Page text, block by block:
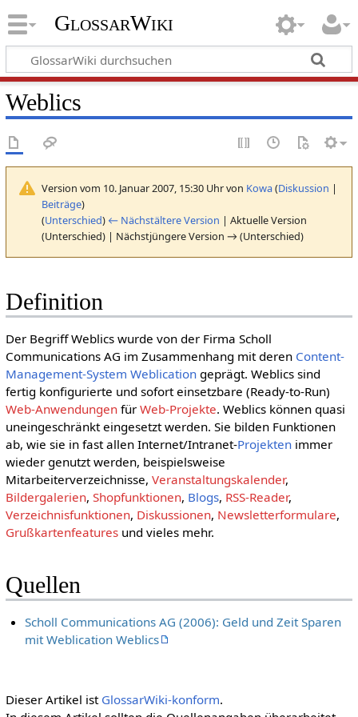
GlossarWiki
Weblics
Version vom 10. Januar 2007, 15:30 Uhr von Kowa(Diskussion |
Beiträge)
(Unterschied) ← Nächstältere Version | Aktuelle Version
(Unterschied) | Nächstjüngere Version → (Unterschied)
Definition
Der Begriff Weblics wurde von der Firma Scholl
Communications AG im Zusammenhang mit deren Content-
Management-System Weblicationgeprägt. Weblics sind
fertig konfigurierte und sofort einsetzbare (Ready-to-Run)
Web-Anwendungenfür Web-Projekte. Weblics können quasi
uneingeschränkt eingesetzt werden. Sie bilden Funktionen
ab, wie sie in fast allen Internet/Intranet-Projektenimmer
wieder genutzt werden, beispielsweise
Mitarbeiterverzeichnisse, Veranstaltungskalender,
Bildergalerien, Shopfunktionen, Blogs, RSS-Reader,
Verzeichnisfunktionen, Diskussionen, Newsletterformulare,
Grußkartenfeaturesund vieles mehr.
Quellen
Scholl Communications AG (2006): Geld und Zeit Sparen
mit Weblication Weblics
Dieser Artikel ist GlossarWiki-konform.